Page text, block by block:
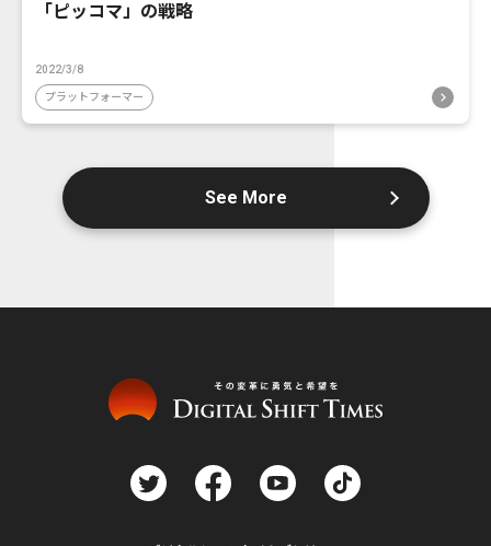
「ピッコマ」の戦略
2022/3/8
プラットフォーマー
See More